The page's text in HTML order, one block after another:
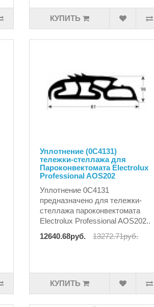
КУПИТЬ
Уплотнение (0C4131)
тележки-стеллажа для
Пароконвектомата Electrolux
Professional AOS202
Уплотнение 0C4131
предназначено для тележки-
стеллажа пароконвектомата
Electrolux Professional AOS202..
12640.68руб.
13272.71руб.
КУПИТЬ